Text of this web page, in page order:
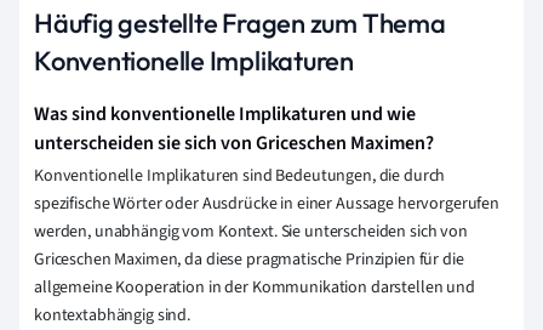
Häufig gestellte Fragen zum Thema
Konventionelle Implikaturen
Was sind konventionelle Implikaturen und wie
unterscheiden sie sich von Griceschen Maximen?
Konventionelle Implikaturen sind Bedeutungen, die durch
spezifische Wörter oder Ausdrücke in einer Aussage hervorgerufen
werden, unabhängig vom Kontext. Sie unterscheiden sich von
Griceschen Maximen, da diese pragmatische Prinzipien für die
allgemeine Kooperation in der Kommunikation darstellen und
kontextabhängig sind.